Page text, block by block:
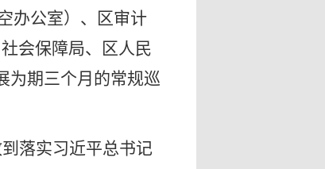
办公室）、区审计
会保障局、区人民
为期三个月的常规巡
落实习近平总书记